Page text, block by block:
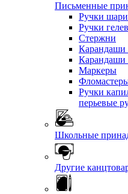
Письменные
Ручки
Ручки
Стержни
Карандаши
Карандаши
Маркеры
Ручки
перьевые
Школьные
Другие